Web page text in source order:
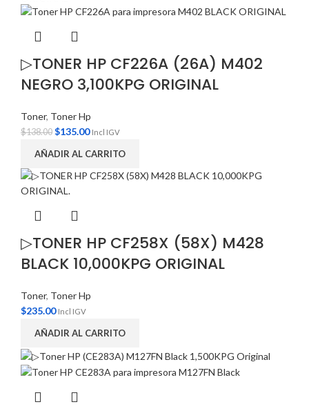
▷TONER HP CF226A (26A) M402
NEGRO 3,100KPG ORIGINAL
Toner, Toner Hp
$138.00 $135.00 Incl IGV
AÑADIR AL CARRITO
▷TONER HP CF258X (58X) M428
BLACK 10,000KPG ORIGINAL
Toner, Toner Hp
$235.00 Incl IGV
AÑADIR AL CARRITO